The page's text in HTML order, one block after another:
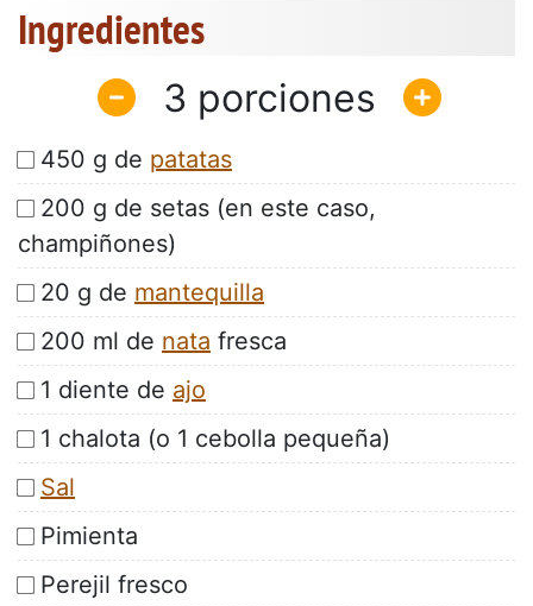
Ingredientes
3
450 g de patatas
200 g de setas (en este caso,
champiñones)
20 g de mantequilla
200 ml de nata fresca
1 diente de ajo
1 chalota (o 1 cebolla pequeña)
Sal
Pimienta
Perejil fresco